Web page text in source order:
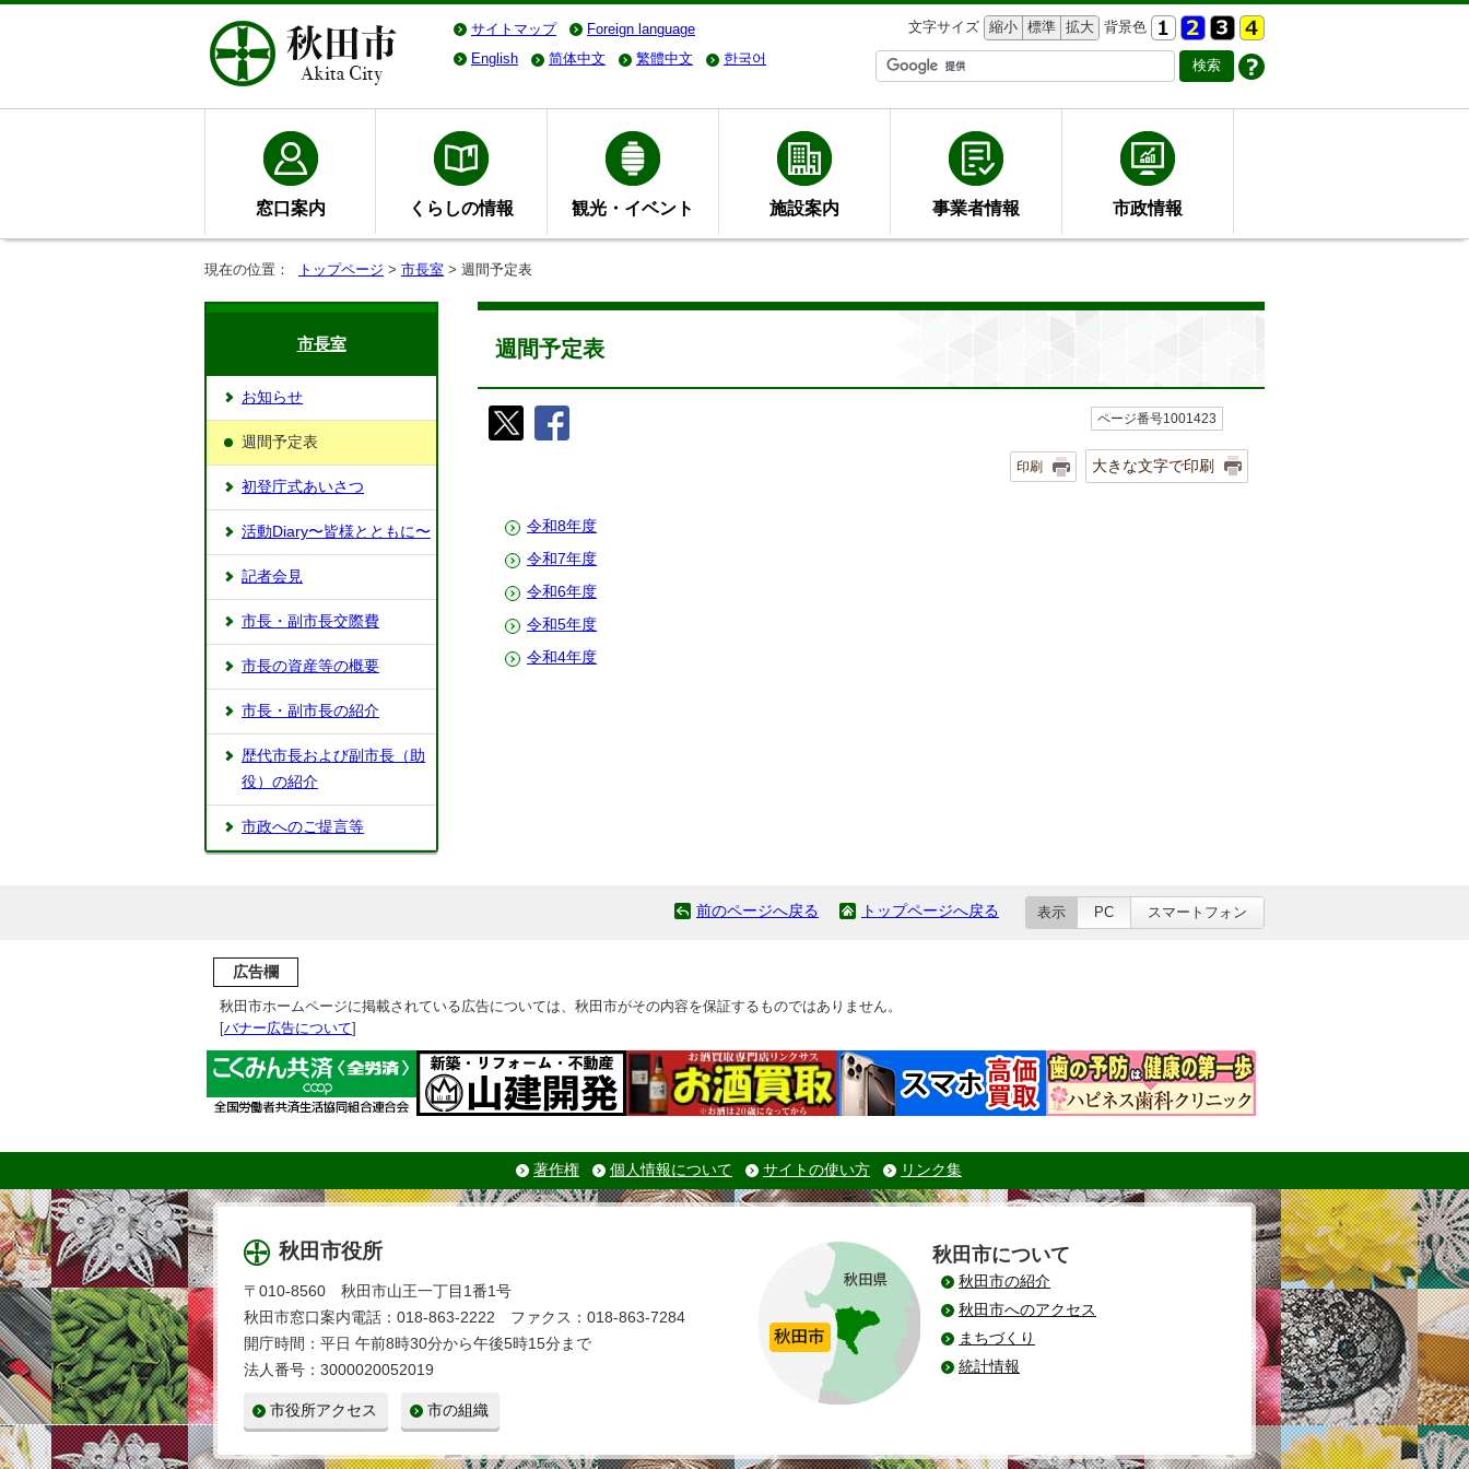
サイトマップ Foreign language 文字サイズ 縮小 標準 拡大 背景色
English
简体中文 繁體中文 한국어
窓口案内 くらしの情報 観光・イベント 施設案内 事業者情報 市政情報
現在の位置： トップページ > 市長室 > 週間予定表
週間予定表
ページ番号1001423
印刷 大きな文字で印刷
令和8年度
令和7年度
令和6年度
令和5年度
令和4年度
市長室
お知らせ
週間予定表
初登庁式あいさつ
活動Diary〜皆様とともに〜
記者会見
市長・副市長交際費
市長の資産等の概要
市長・副市長の紹介
歴代市長および副市長（助
役）の紹介
市政へのご提言等
前のページへ戻る トップページへ戻る 表示 PC スマートフォン
広告欄
秋田市ホームページに掲載されている広告については、秋田市がその内容を保証するものではありません。
[バナー広告について]
著作権 個人情報について サイトの使い方 リンク集
秋田市役所
〒010-8560 秋田市山王一丁目1番1号
秋田市窓口案内電話：018-863-2222 ファクス：018-863-7284
開庁時間：平日 午前8時30分から午後5時15分まで
法人番号：3000020052019
市役所アクセス 市の組織
秋田市について
秋田市の紹介
秋田市へのアクセス
まちづくり
統計情報